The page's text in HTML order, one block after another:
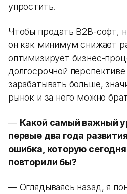
упростить.
Чтобы продать B2B-софт,
он как минимум снижает
оптимизирует бизнес-
долгосрочной
зарабатывать больше,
рынок и за него можно
— Какой самый важный
первые два года
ошибка, которую
повторили бы?
— Оглядываясь назад, я